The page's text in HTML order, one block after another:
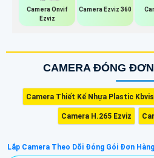
Camera Onvif
Ezviz
Camera Ezviz 360
CAMERA ĐÓNG
Camera Thiết Kế Nhựa Plastic
Camera H.265 Ezviz
Lắp Camera Theo Dõi Đóng Gói Đơn Hàng